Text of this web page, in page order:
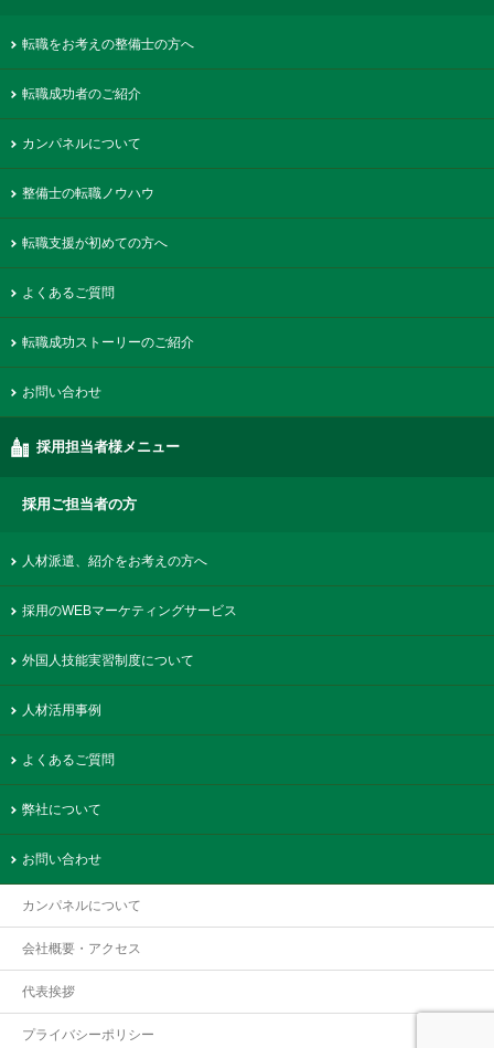
転職をお考えの整備士の方へ
転職成功者のご紹介
カンパネルについて
整備士の転職ノウハウ
転職支援が初めての方へ
よくあるご質問
転職成功ストーリーのご紹介
お問い合わせ
採用担当者様メニュー
採用ご担当者の方
人材派遣、紹介をお考えの方へ
採用のWEBマーケティングサービス
外国人技能実習制度について
人材活用事例
よくあるご質問
弊社について
お問い合わせ
カンパネルについて
会社概要・アクセス
代表挨拶
プライバシーポリシー